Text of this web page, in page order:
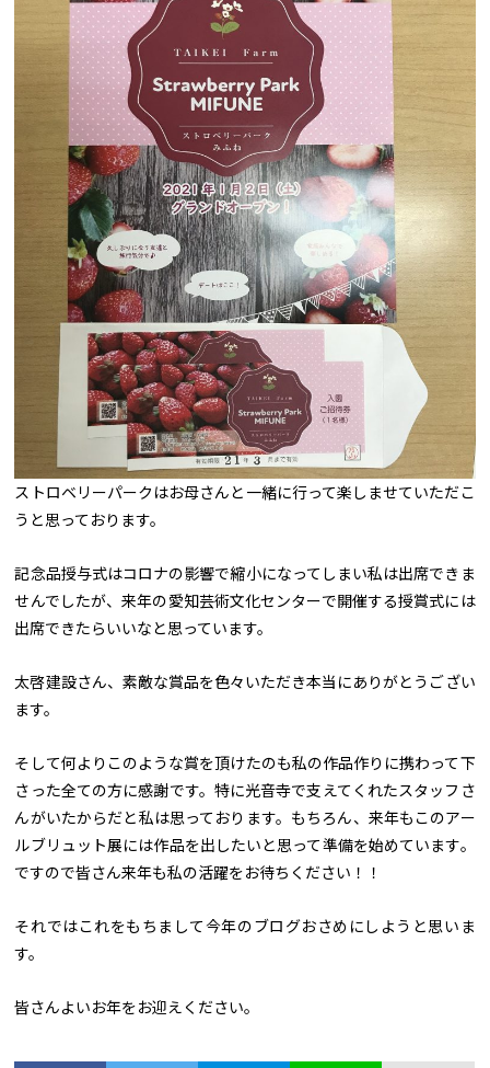
ストロベリーパークはお母さんと一緒に行って楽しませていただこ
うと思っております。
記念品授与式はコロナの影響で縮小になってしまい私は出席できま
せんでしたが、来年の愛知芸術文化センターで開催する授賞式には
出席できたらいいなと思っています。
太啓建設さん、素敵な賞品を色々いただき本当にありがとうござい
ます。
そして何よりこのような賞を頂けたのも私の作品作りに携わって下
さった全ての方に感謝です。特に光音寺で支えてくれたスタッフさ
んがいたからだと私は思っております。もちろん、来年もこのアー
ルブリュット展には作品を出したいと思って準備を始めています。
ですので皆さん来年も私の活躍をお待ちください！！
それではこれをもちまして今年のブログおさめにしようと思いま
す。
皆さんよいお年をお迎えください。